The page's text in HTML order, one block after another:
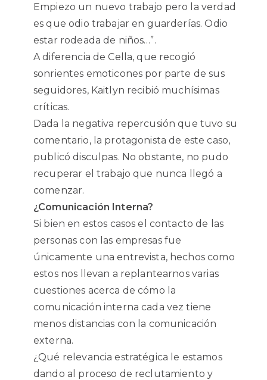
Empiezo un nuevo trabajo pero la verdad
es que odio trabajar en guarderías. Odio
estar rodeada de niños…”.
A diferencia de Cella, que recogió
sonrientes emoticones por parte de sus
seguidores, Kaitlyn recibió muchísimas
críticas.
Dada la negativa repercusión que tuvo su
comentario, la protagonista de este caso,
publicó disculpas. No obstante, no pudo
recuperar el trabajo que nunca llegó a
comenzar.
¿Comunicación Interna?
Si bien en estos casos el contacto de las
personas con las empresas fue
únicamente una entrevista, hechos como
estos nos llevan a replantearnos varias
cuestiones acerca de cómo la
comunicación interna cada vez tiene
menos distancias con la comunicación
externa.
¿Qué relevancia estratégica le estamos
dando al proceso de reclutamiento y